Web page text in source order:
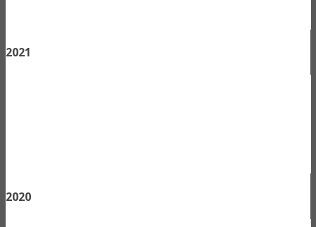
2021
2020